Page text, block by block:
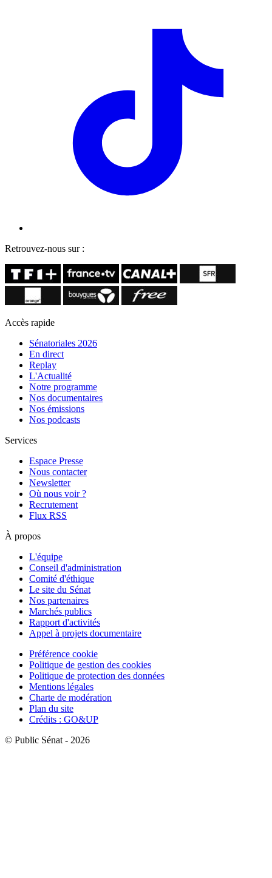
Retrouvez-nous sur :
Accès rapide
Sénatoriales 2026
En direct
Replay
L'Actualité
Notre programme
Nos documentaires
Nos émissions
Nos podcasts
Services
Espace Presse
Nous contacter
Newsletter
Où nous voir ?
Recrutement
Flux RSS
À propos
L'équipe
Conseil d'administration
Comité d'éthique
Le site du Sénat
Nos partenaires
Marchés publics
Rapport d'activités
Appel à projets documentaire
Préférence cookie
Politique de gestion des cookies
Politique de protection des données
Mentions légales
Charte de modération
Plan du site
Crédits : GO&UP
© Public Sénat - 2026